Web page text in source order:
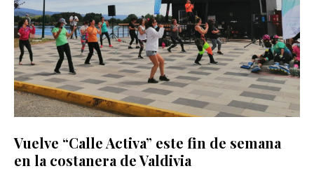
Vuelve “Calle Activa” este fin de semana
en la costanera de Valdivia